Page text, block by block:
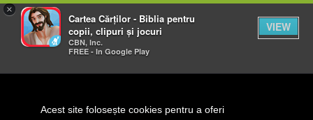
×
Cartea Cărților - Biblia pentru
copii, clipuri și jocuri
CBN, Inc.
FREE - In Google Play
VIEW
Acest site folosește cookies pentru a oferi